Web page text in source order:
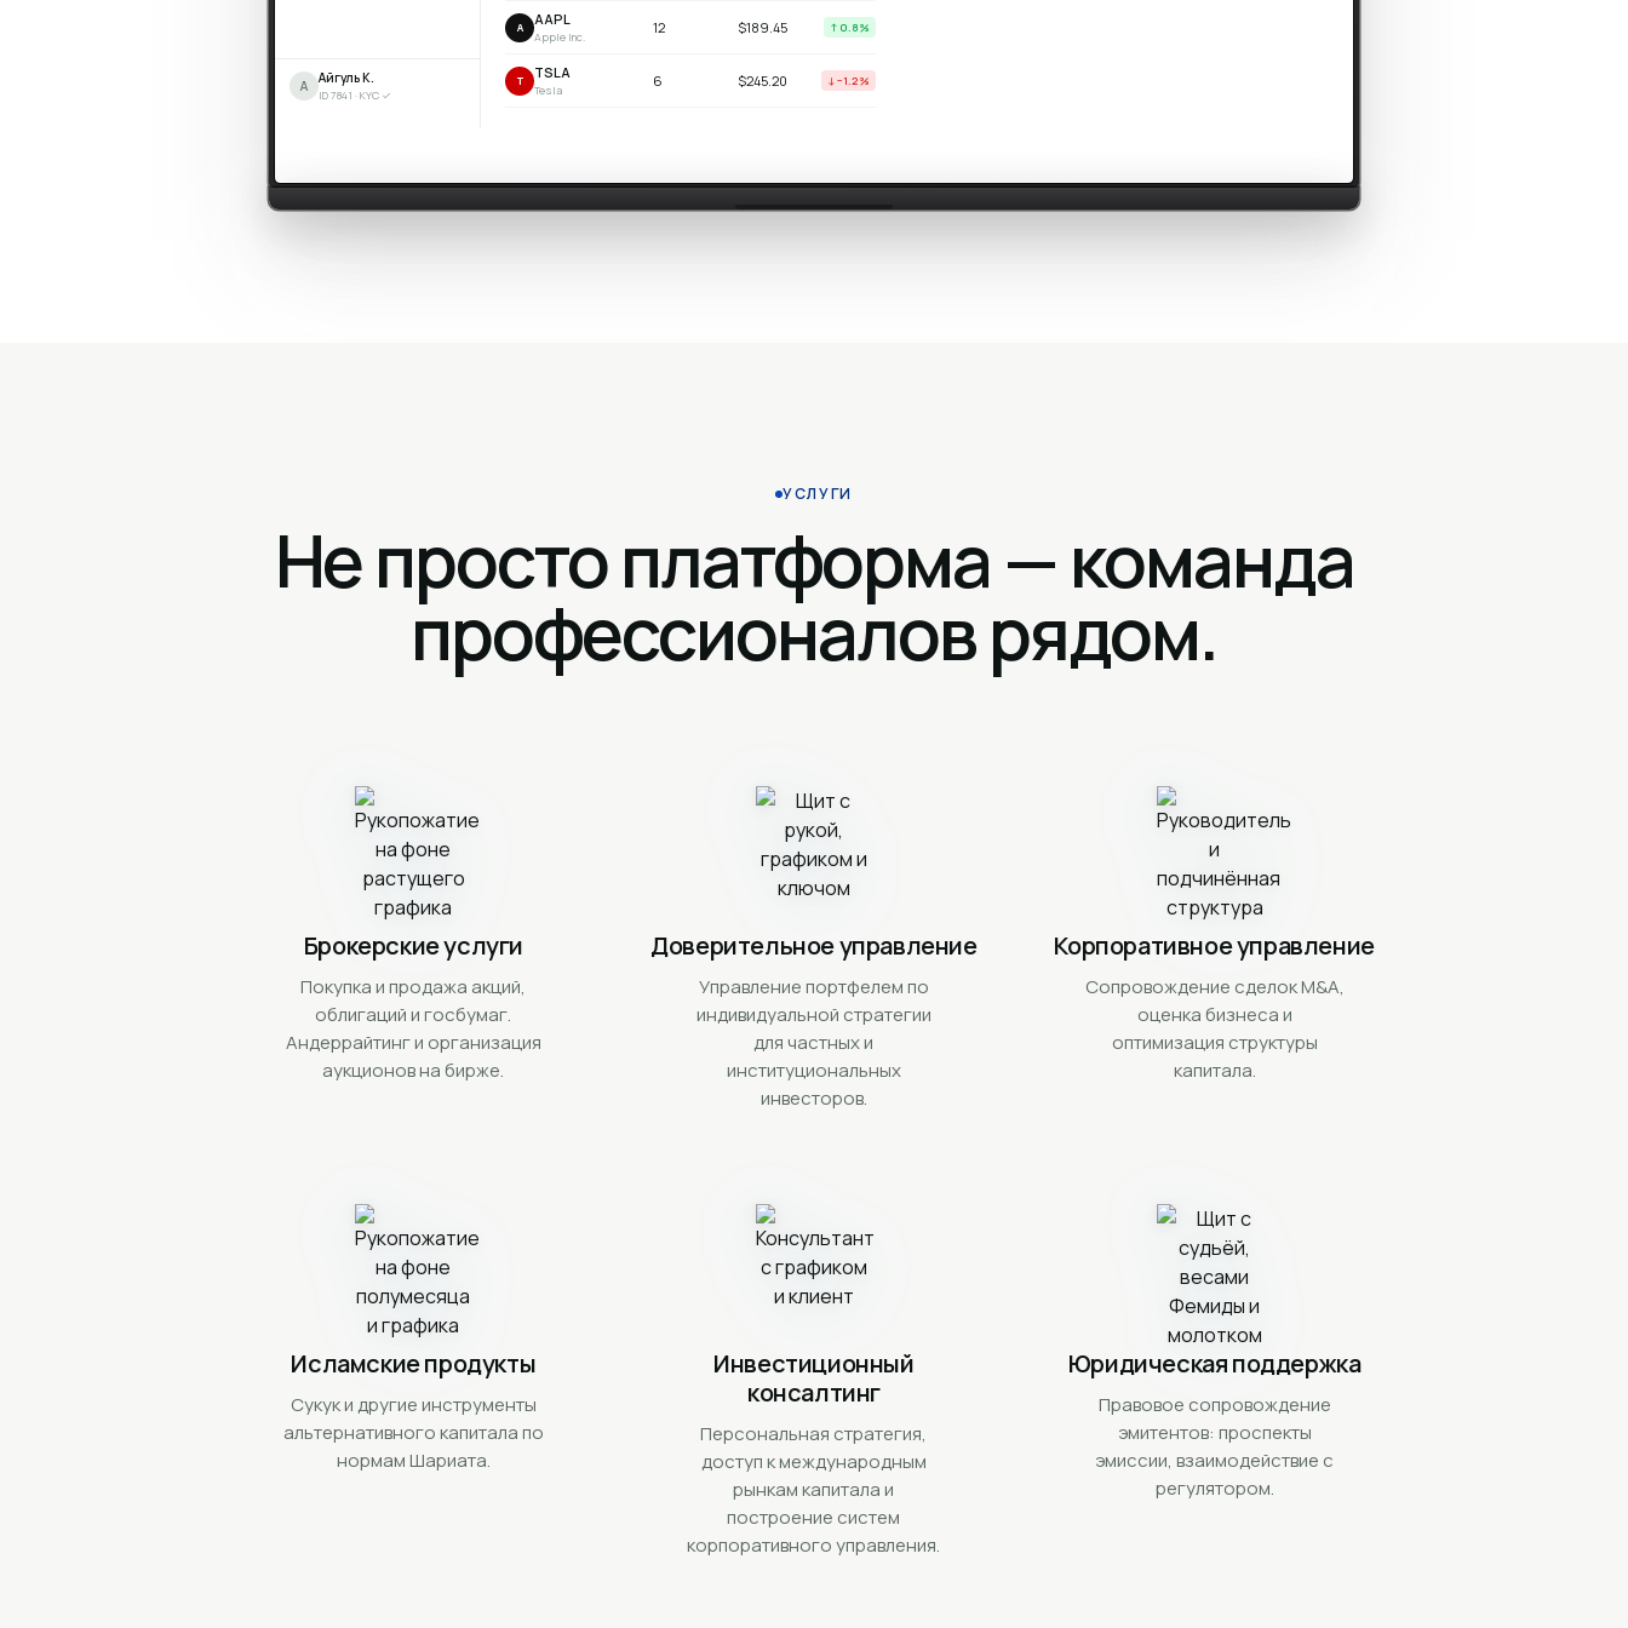
А Айгуль К.
ID 7841 · KYC ✓
A AAPL
Apple Inc.
12 $189.45 ↑ 0.8%
T TSLA
Tesla
6 $245.20 ↓ −1.2%
УСЛУГИ
Не просто платформа — команда
профессионалов рядом.
Брокерские услуги
Покупка и продажа акций,
облигаций и госбумаг.
Андеррайтинг и организация
аукционов на бирже.
Доверительное управление
Управление портфелем по
индивидуальной стратегии
для частных и
институциональных
инвесторов.
Корпоративное управление
Сопровождение сделок M&A,
оценка бизнеса и
оптимизация структуры
капитала.
Исламские продукты
Сукук и другие инструменты
альтернативного капитала по
нормам Шариата.
Инвестиционный
консалтинг
Персональная стратегия,
доступ к международным
рынкам капитала и
построение систем
корпоративного управления.
Юридическая поддержка
Правовое сопровождение
эмитентов: проспекты
эмиссии, взаимодействие с
регулятором.